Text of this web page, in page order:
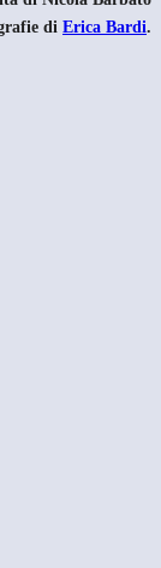
di Erica Bardi.